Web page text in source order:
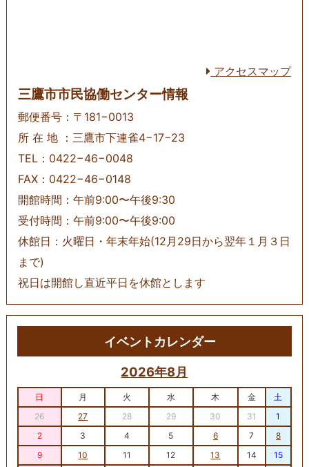
アクセスマップ
三鷹市市民協働センター情報
郵便番号：〒181−0013
所 在 地 ：三鷹市下連雀4−17−23
TEL：0422−46−0048
FAX：0422−46−0148
開館時間：午前9:00〜午後9:30
受付時間：午前9:00〜午後9:00
休館日：火曜日・年末年始(12月29日から翌年１月３日
まで)
祝日は開館し直近平日を休館とします
イベントカレンダー
2026年8月
日 月 火 水 木 金
土
26
27 28 29 30 31
1
2
3 4 5 6 7
8
9
10 11 12 13 14
15